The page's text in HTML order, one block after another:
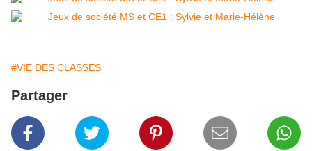
#VIE DES CLASSES
Partager